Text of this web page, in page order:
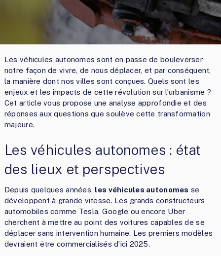
Les véhicules autonomes sont en passe de bouleverser
notre façon de vivre, de nous déplacer, et par conséquent,
la manière dont nos villes sont conçues. Quels sont les
enjeux et les impacts de cette révolution sur l’urbanisme ?
Cet article vous propose une analyse approfondie et des
réponses aux questions que soulève cette transformation
majeure.
Les véhicules autonomes : état
des lieux et perspectives
Depuis quelques années, les véhicules autonomes se
développent à grande vitesse. Les grands constructeurs
automobiles comme Tesla, Google ou encore Uber
cherchent à mettre au point des voitures capables de se
déplacer sans intervention humaine. Les premiers modèles
devraient être commercialisés d’ici 2025.